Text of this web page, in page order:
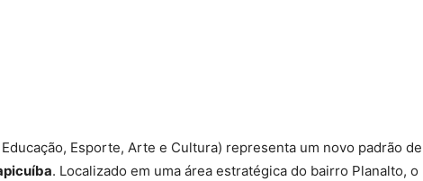
Esporte, Arte e Cultura) representa um novo padrão de
. Localizado em uma área estratégica do bairro Planalto, o